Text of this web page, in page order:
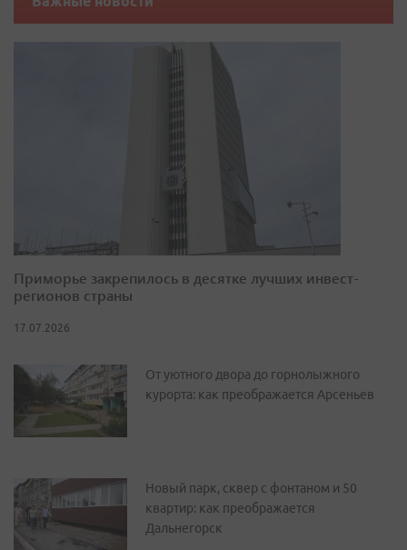
Приморье закрепилось в десятке лучших инвест-
регионов страны
17.07.2026
От уютного двора до горнолыжного
курорта: как преображается Арсеньев
Новый парк, сквер с фонтаном и 50
квартир: как преображается
Дальнегорск